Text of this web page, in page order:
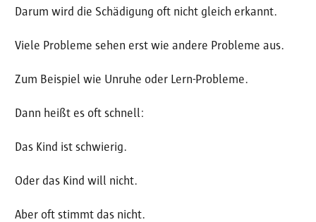
Darum wird die Schädigung oft nicht gleich erkannt.
Viele Probleme sehen erst wie andere Probleme aus.
Zum Beispiel wie Unruhe oder Lern-Probleme.
Dann heißt es oft schnell:
Das Kind ist schwierig.
Oder das Kind will nicht.
Aber oft stimmt das nicht.